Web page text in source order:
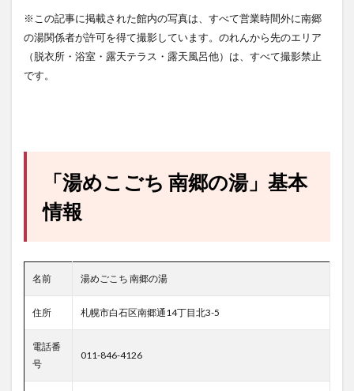
※この記事に掲載された館内の写真は、すべて営業時間外に南郷
の湯関係者が許可を得て撮影しています。のれんから先のエリア
（脱衣所・浴室・露天テラス・露天風呂他）は、すべて撮影禁止
です。
「湯めこごち 南郷の湯」基本
情報
名前 湯めごこち 南郷の湯
住所 札幌市白石区南郷通14丁目北3-5
電話番
号
011-846-4126